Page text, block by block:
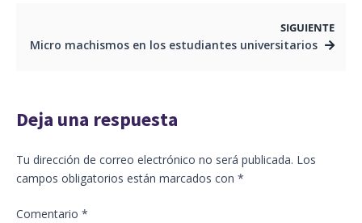
SIGUIENTE
Micro machismos en los estudiantes universitarios
Deja una respuesta
Tu dirección de correo electrónico no será publicada. Los
campos obligatorios están marcados con *
Comentario *